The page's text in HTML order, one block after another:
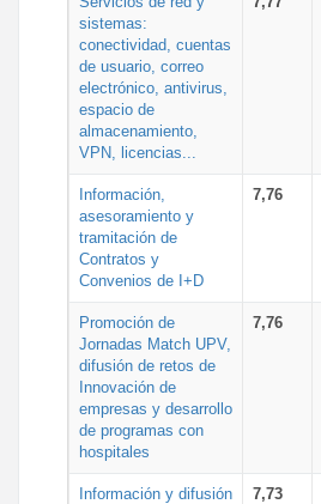
sistemas:
conectividad, cuentas
de usuario, correo
electrónico, antivirus,
espacio de
almacenamiento,
VPN, licencias...
Información,
asesoramiento y
tramitación de
Contratos y
Convenios de I+D
7,76
Promoción de
Jornadas Match UPV,
difusión de retos de
Innovación de
empresas y desarrollo
de programas con
hospitales
7,76
Información y difusión
7,73